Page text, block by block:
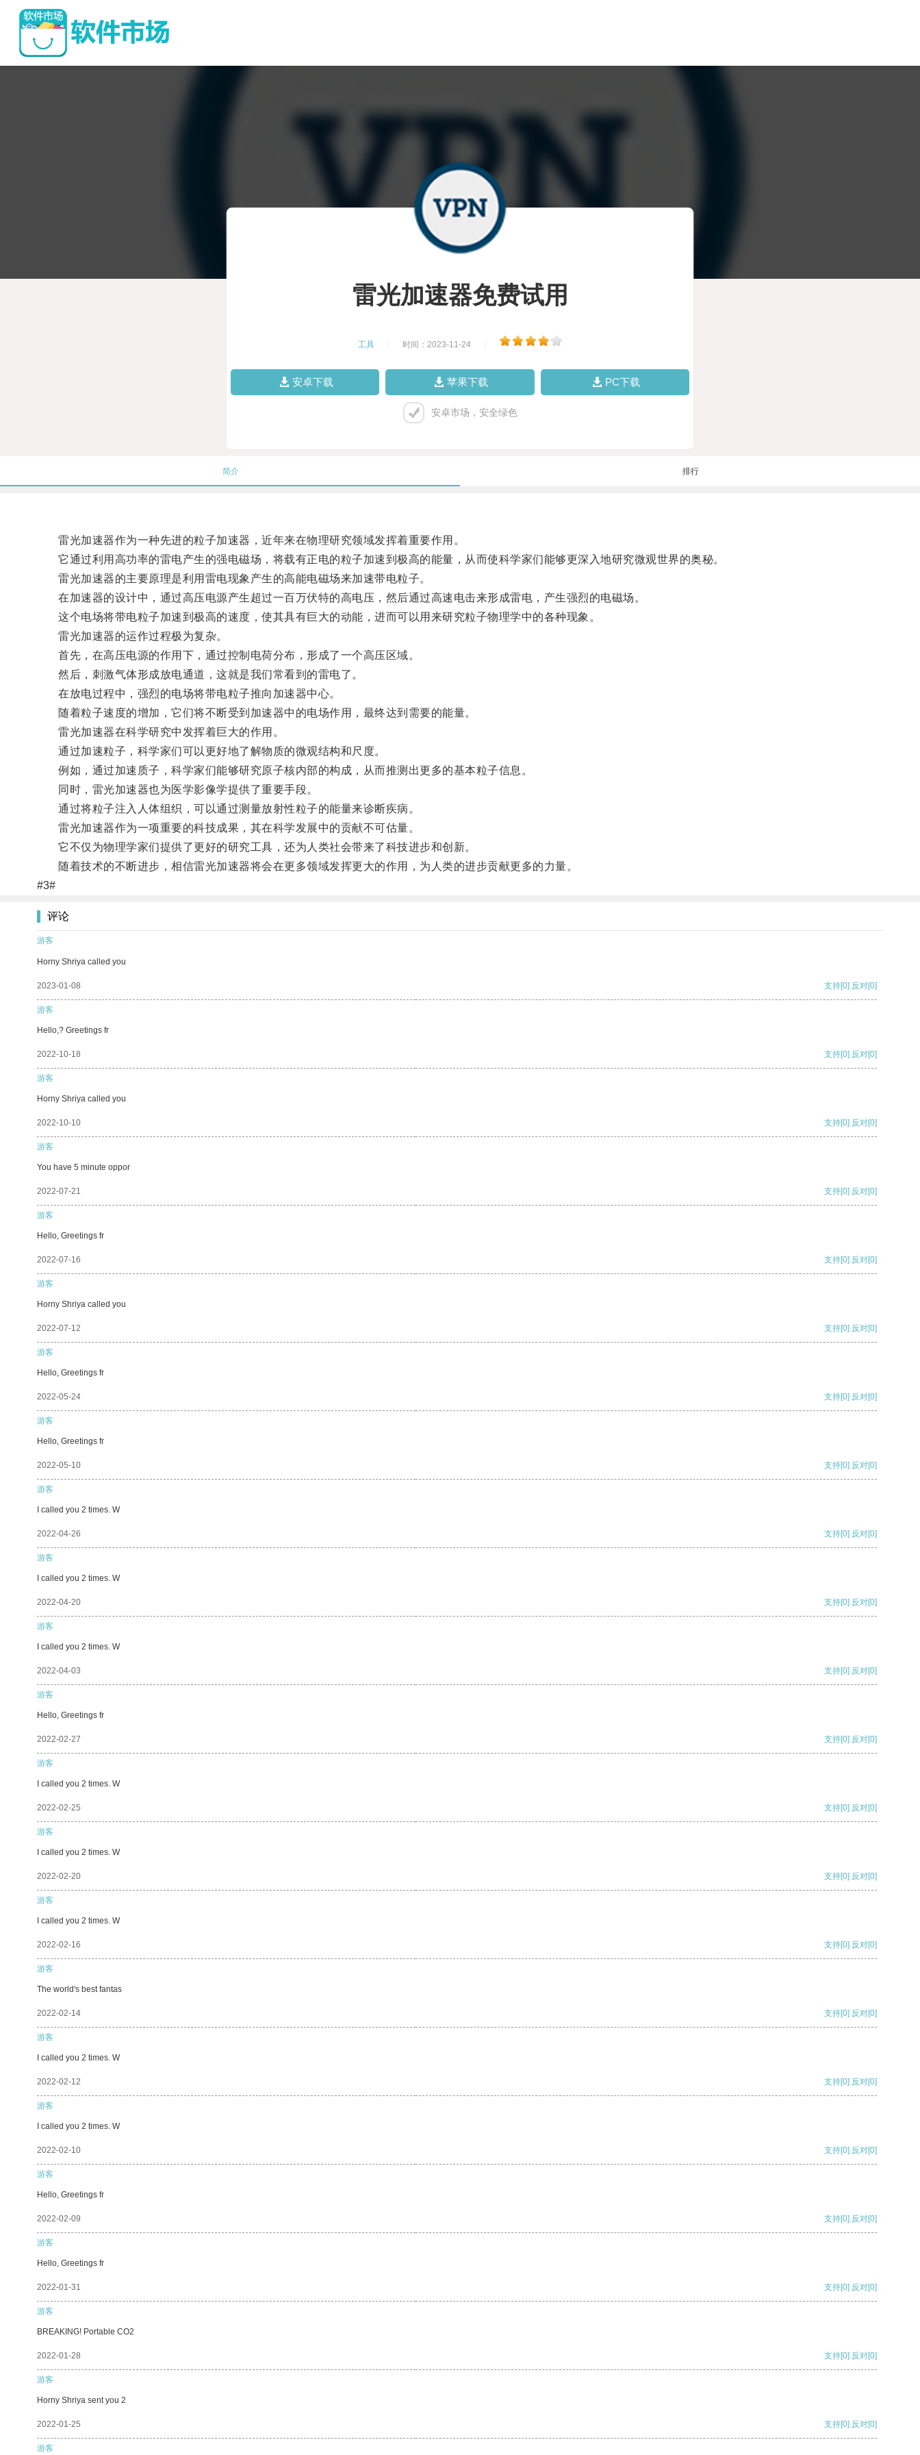
雷光加速器免费试用
工具 时间：2023-11-24
安卓下载 苹果下载 PC下载
安卓市场，安全绿色
简介 排行
雷光加速器作为一种先进的粒子加速器，近年来在物理研究领域发挥着重要作用。
它通过利用高功率的雷电产生的强电磁场，将载有正电的粒子加速到极高的能量，从而使科学家们能够更深入地研究微观世界的奥秘。
雷光加速器的主要原理是利用雷电现象产生的高能电磁场来加速带电粒子。
在加速器的设计中，通过高压电源产生超过一百万伏特的高电压，然后通过高速电击来形成雷电，产生强烈的电磁场。
这个电场将带电粒子加速到极高的速度，使其具有巨大的动能，进而可以用来研究粒子物理学中的各种现象。
雷光加速器的运作过程极为复杂。
首先，在高压电源的作用下，通过控制电荷分布，形成了一个高压区域。
然后，刺激气体形成放电通道，这就是我们常看到的雷电了。
在放电过程中，强烈的电场将带电粒子推向加速器中心。
随着粒子速度的增加，它们将不断受到加速器中的电场作用，最终达到需要的能量。
雷光加速器在科学研究中发挥着巨大的作用。
通过加速粒子，科学家们可以更好地了解物质的微观结构和尺度。
例如，通过加速质子，科学家们能够研究原子核内部的构成，从而推测出更多的基本粒子信息。
同时，雷光加速器也为医学影像学提供了重要手段。
通过将粒子注入人体组织，可以通过测量放射性粒子的能量来诊断疾病。
雷光加速器作为一项重要的科技成果，其在科学发展中的贡献不可估量。
它不仅为物理学家们提供了更好的研究工具，还为人类社会带来了科技进步和创新。
随着技术的不断进步，相信雷光加速器将会在更多领域发挥更大的作用，为人类的进步贡献更多的力量。
#3#
评论
游客
Horny Shriya called you
2023-01-08 支持[0] 反对[0]
游客
Hello,? Greetings fr
2022-10-18 支持[0] 反对[0]
游客
Horny Shriya called you
2022-10-10 支持[0] 反对[0]
游客
You have 5 minute oppor
2022-07-21 支持[0] 反对[0]
游客
Hello, Greetings fr
2022-07-16 支持[0] 反对[0]
游客
Horny Shriya called you
2022-07-12 支持[0] 反对[0]
游客
Hello, Greetings fr
2022-05-24 支持[0] 反对[0]
游客
Hello, Greetings fr
2022-05-10 支持[0] 反对[0]
游客
I called you 2 times. W
2022-04-26 支持[0] 反对[0]
游客
I called you 2 times. W
2022-04-20 支持[0] 反对[0]
游客
I called you 2 times. W
2022-04-03 支持[0] 反对[0]
游客
Hello, Greetings fr
2022-02-27 支持[0] 反对[0]
游客
I called you 2 times. W
2022-02-25 支持[0] 反对[0]
游客
I called you 2 times. W
2022-02-20 支持[0] 反对[0]
游客
I called you 2 times. W
2022-02-16 支持[0] 反对[0]
游客
The world's best fantas
2022-02-14 支持[0] 反对[0]
游客
I called you 2 times. W
2022-02-12 支持[0] 反对[0]
游客
I called you 2 times. W
2022-02-10 支持[0] 反对[0]
游客
Hello, Greetings fr
2022-02-09 支持[0] 反对[0]
游客
Hello, Greetings fr
2022-01-31 支持[0] 反对[0]
游客
BREAKING! Portable CO2
2022-01-28 支持[0] 反对[0]
游客
Horny Shriya sent you 2
2022-01-25 支持[0] 反对[0]
游客